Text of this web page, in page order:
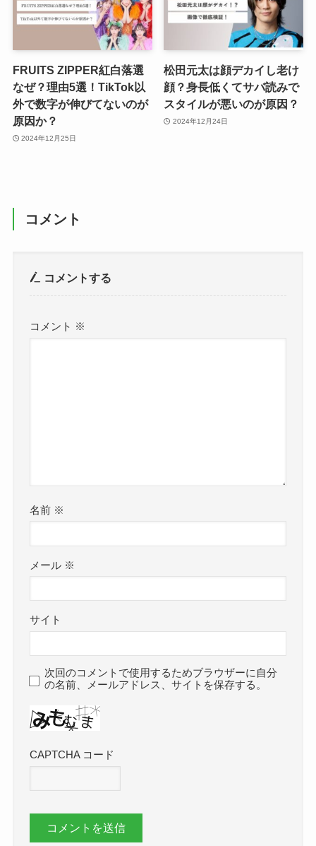
FRUITS ZIPPER紅白落選
なぜ？理由5選！TikTok以
外で数字が伸びてないのが
原因か？
2024年12月25日
松田元太は顔デカイし老け
顔？身長低くてサバ読みで
スタイルが悪いのが原因？
2024年12月24日
コメント
コメントする
コメント ※
名前 ※
メール ※
サイト
次回のコメントで使用するためブラウザーに自分
の名前、メールアドレス、サイトを保存する。
CAPTCHA コード